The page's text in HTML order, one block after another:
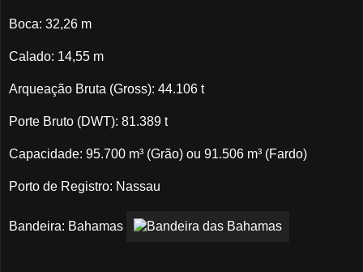
Boca: 32,26 m
Calado: 14,55 m
Arqueação Bruta (Gross): 44.106 t
Porte Bruto (DWT): 81.389 t
Capacidade: 95.700 m³ (Grão) ou 91.506 m³ (Fardo)
Porto de Registro: Nassau
Bandeira: Bahamas